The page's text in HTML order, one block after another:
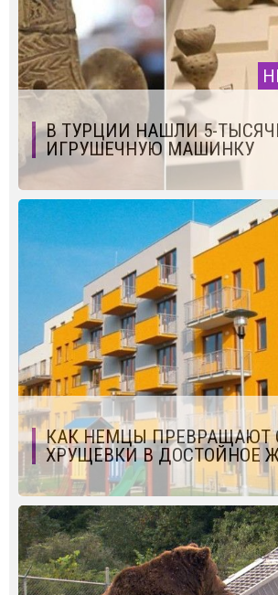
В ТУРЦИИ НАШЛИ 5-
ИГРУШЕЧНУЮ МАШИНКУ
КАК НЕМЦЫ ПРЕВРАЩАЮТ
ХРУЩЕВКИ В ДОСТОЙНОЕ